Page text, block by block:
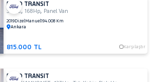
FORD TRANSIT
350 E,168Hp, Panel Van
2019DizelManuel194.008 Km
Ankara
815.000 TL Karşılaştır
FORD TRANSIT